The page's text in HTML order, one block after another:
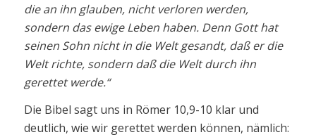
die an ihn glauben, nicht verloren werden,
sondern das ewige Leben haben. Denn Gott hat
seinen Sohn nicht in die Welt gesandt, daß er die
Welt richte, sondern daß die Welt durch ihn
gerettet werde.“
Die Bibel sagt uns in Römer 10,9-10 klar und
deutlich, wie wir gerettet werden können, nämlich: